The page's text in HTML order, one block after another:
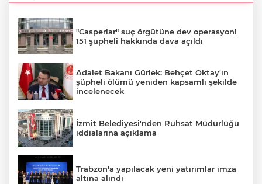
"Casperlar" suç örgütüne dev operasyon!
151 şüpheli hakkında dava açıldı
Adalet Bakanı Gürlek: Behçet Oktay'ın
şüpheli ölümü yeniden kapsamlı şekilde
incelenecek
İzmit Belediyesi'nden Ruhsat Müdürlüğü
iddialarına açıklama
Trabzon'a yapılacak yeni yatırımlar imza
altına alındı